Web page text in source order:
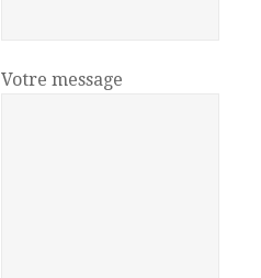
Votre message